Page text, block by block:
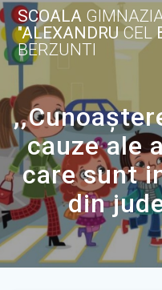
SCOALA
"ALEXANDRUCEL
BERZUNTI
cauze ale
care sunt
din